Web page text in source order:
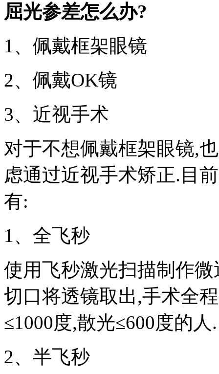
屈光参差怎么办?
1、佩戴框架眼镜
2、佩戴OK镜
3、近视手术
对于不想佩戴框架眼镜,
虑通过近视手术矫正.目
有:
1、全飞秒
使用飞秒激光扫描制作
切口将透镜取出,手术全
≤1000度,散光≤600度的人.
2、半飞秒